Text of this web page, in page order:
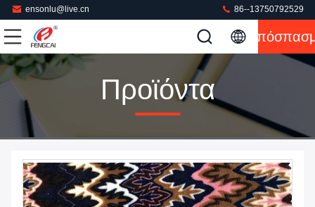
ensonlu@live.cn 86--13750792529
Προϊόντα